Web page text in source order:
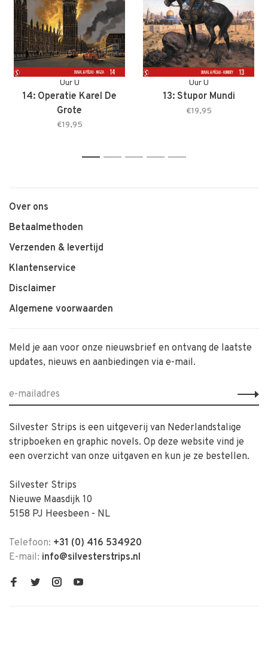
Uur U
14: Operatie Karel De
Grote
€19,95
Uur U
13: Stupor Mundi
€19,95
1 2 3 4 5
Over ons
Betaalmethoden
Verzenden & levertijd
Klantenservice
Disclaimer
Algemene voorwaarden
Meld je aan voor onze nieuwsbrief en ontvang de laatste
updates, nieuws en aanbiedingen via e-mail.
Silvester Strips is een uitgeverij van Nederlandstalige
stripboeken en graphic novels. Op deze website vind je
een overzicht van onze uitgaven en kun je ze bestellen.
Silvester Strips
Nieuwe Maasdijk 10
5158 PJ Heesbeen - NL
Telefoon: +31 (0) 416 534920
E-mail: info@silvesterstrips.nl